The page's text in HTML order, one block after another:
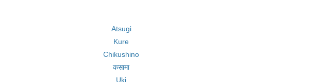
Atsugi
Kure
Chikushino
कसामा
Uki